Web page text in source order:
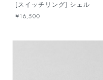
[スイッチリング] シェル
¥16,500